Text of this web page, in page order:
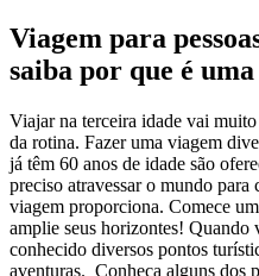
Viagem para
saiba por que é
Viajar na terceira idade vai
da rotina. Fazer uma viagem
já têm 60 anos de idade são
preciso atravessar o mundo
viagem proporciona. Comece
amplie seus horizontes! Quando
conhecido diversos pontos
aventuras. Conheça alguns dos